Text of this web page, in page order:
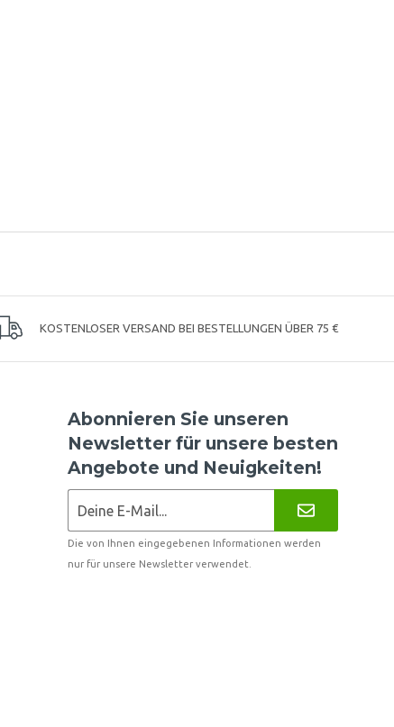
KOSTENLOSER VERSAND BEI BESTELLUNGEN ÜBER 75 €
Abonnieren Sie unseren
Newsletter für unsere besten
Angebote und Neuigkeiten!
Die von Ihnen eingegebenen Informationen werden
nur für unsere Newsletter verwendet.